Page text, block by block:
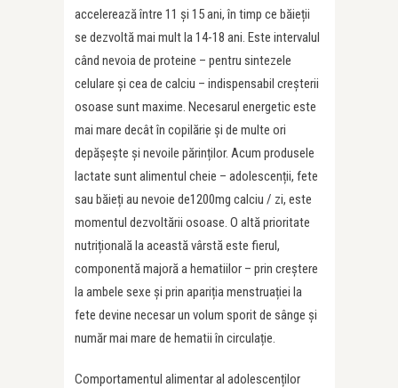
accelerează între 11 și 15 ani, în timp ce băieții
se dezvoltă mai mult la 14-18 ani. Este intervalul
când nevoia de proteine – pentru sintezele
celulare și cea de calciu – indispensabil creșterii
osoase sunt maxime. Necesarul energetic este
mai mare decât în copilărie și de multe ori
depășește și nevoile părinților. Acum produsele
lactate sunt alimentul cheie – adolescenții, fete
sau băieți au nevoie de1200mg calciu / zi, este
momentul dezvoltării osoase. O altă prioritate
nutrițională la această vârstă este fierul,
componentă majoră a hematiilor – prin creștere
la ambele sexe și prin apariția menstruației la
fete devine necesar un volum sporit de sânge și
număr mai mare de hematii în circulație.
Comportamentul alimentar al adolescenților